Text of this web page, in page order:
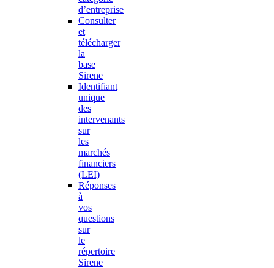
d’entreprise
Consulter
et
télécharger
la
base
Sirene
Identifiant
unique
des
intervenants
sur
les
marchés
financiers
(LEI)
Réponses
à
vos
questions
sur
le
répertoire
Sirene